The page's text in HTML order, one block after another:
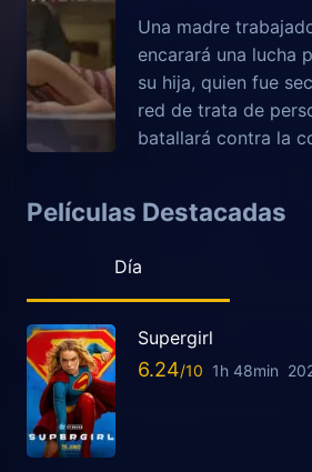
Una madre
encarará una lucha
su hija, quien fue
red de trata de
batallará contra la
Películas Destacadas
Día
Supergirl
6.24 1h 48min